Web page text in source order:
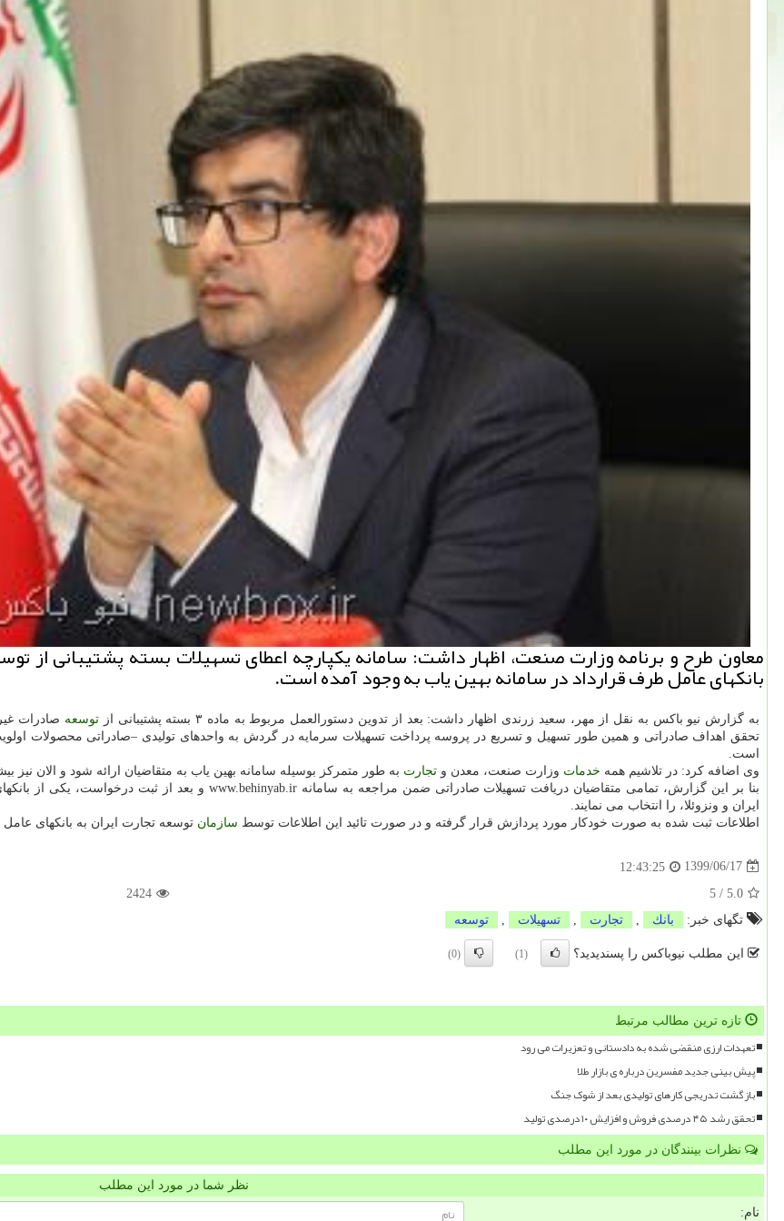
معاون طرح و برنامه وزارت صنعت، اظهار داشت: سامانه یكپارچه اعطای تسهیلات بسته پشتیبانی از
بانكهای عامل طرف قرارداد در سامانه بهین یاب به وجود آمده است.
به گزارش نیو باکس به نقل از مهر، سعید زرندی اظهار داشت: بعد از تدوین دستورالعمل مربوط به ماده ۳ بسته پشتیبانی از توسعه صادرات
تحقق اهداف صادراتی و همین طور تسهیل و تسریع در پروسه پرداخت تسهیلات سرمایه در گردش به واحدهای تولیدی –صادراتی محصولات
است.
وی اضافه کرد: در تلاشیم همه خدمات وزارت صنعت، معدن و تجارت به طور متمرکز بوسیله سامانه بهین یاب به متقاضیان ارائه شود و الان نیز
بنا بر این گزارش، تمامی متقاضیان دریافت تسهیلات صادراتی ضمن مراجعه به سامانه www.behinyab.ir و بعد از ثبت درخواست، یکی از بانکهای پارسیان، توسعه
ایران و ونزوئلا، را انتخاب می نمایند.
اطلاعات ثبت شده به صورت خودکار مورد پردازش قرار گرفته و در صورت تائید این اطلاعات توسط سازمان توسعه تجارت ایران به بانکهای
1399/06/17
12:43:25
5.0
/
5
2424
تگهای خبر:
بانك , تجارت , تسهیلات , توسعه
این مطلب نیوباکس را پسندیدید؟ (1)
(0)
تازه ترین مطالب مرتبط
تعهدات ارزی منقضی شده به دادستانی و تعزیرات می رود
پیش بینی جدید مفسرین درباره ی بازار طلا
بازگشت تدریجی کارهای تولیدی بعد از شوک جنگ
تحقق رشد ۴۵ درصدی فروش و افزایش ۱۰ درصدی تولید
نظرات بینندگان در مورد این مطلب
نظر شما در مورد این مطلب
نام: